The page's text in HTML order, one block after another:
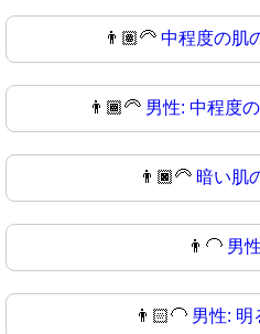
👨🏽‍🦳 中程度の肌
👨🏾‍🦳 男性: 中程度
👨🏿‍🦳 暗い肌
👨‍🦲 男
👨🏻‍🦲 男性: 明